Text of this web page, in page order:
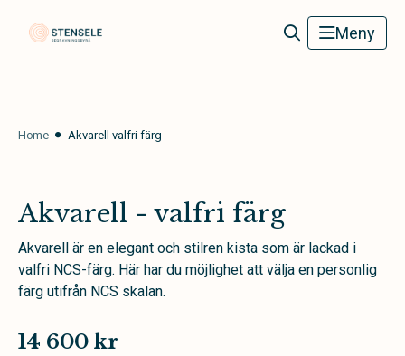
Meny
Home Akvarell valfri färg
Akvarell - valfri färg
Akvarell är en elegant och stilren kista som är lackad i
valfri NCS-färg. Här har du möjlighet att välja en personlig
färg utifrån NCS skalan.
14 600 kr